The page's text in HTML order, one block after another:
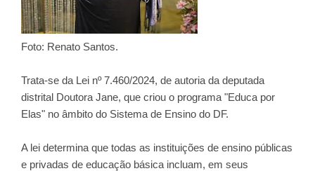
Foto: Renato Santos.
Trata-se da Lei nº 7.460/2024, de autoria da deputada
distrital Doutora Jane, que criou o programa "Educa por
Elas" no âmbito do Sistema de Ensino do DF.
A lei determina que todas as instituições de ensino públicas
e privadas de educação básica incluam, em seus